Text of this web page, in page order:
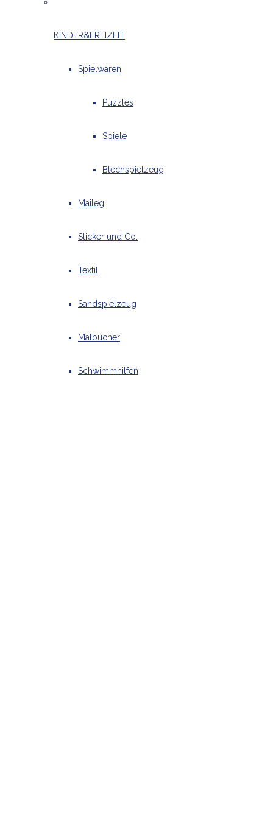
KINDER&FREIZEIT
Spielwaren
Puzzles
Spiele
Blechspielzeug
Maileg
Sticker und Co.
Textil
Sandspielzeug
Malbücher
Schwimmhilfen